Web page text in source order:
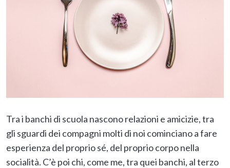
Tra i banchi di scuola nascono relazioni e amicizie, tra
gli sguardi dei compagni molti di noi cominciano a fare
esperienza del proprio sé, del proprio corpo nella
socialità. C’è poi chi, come me, tra quei banchi, al terzo